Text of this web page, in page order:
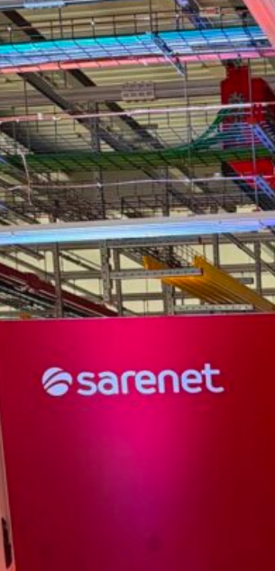
Sistemas
tubulares
Pop Ups
Banderas
Carpas
Contacto